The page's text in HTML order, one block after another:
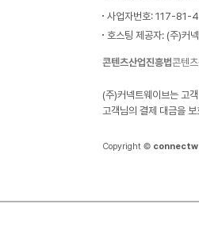
사업자번호: 117-81-
호스팅 제공자: (주)커
콘텐츠산업진흥법콘텐
(주)커넥트웨이브는 고
고객님의 결제 대금을
Copyright ©